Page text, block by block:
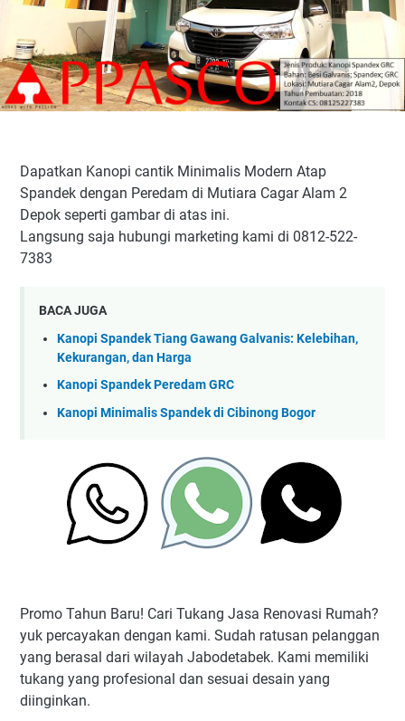
Dapatkan Kanopi cantik Minimalis Modern Atap
Spandek dengan Peredam di Mutiara Cagar Alam 2
Depok seperti gambar di atas ini.
Langsung saja hubungi marketing kami di 0812-522-
7383
BACA JUGA
Kanopi Spandek Tiang Gawang Galvanis: Kelebihan,
Kekurangan, dan Harga
Kanopi Spandek Peredam GRC
Kanopi Minimalis Spandek di Cibinong Bogor
Promo Tahun Baru! Cari Tukang Jasa Renovasi Rumah?
yuk percayakan dengan kami. Sudah ratusan pelanggan
yang berasal dari wilayah Jabodetabek. Kami memiliki
tukang yang profesional dan sesuai desain yang
diinginkan.